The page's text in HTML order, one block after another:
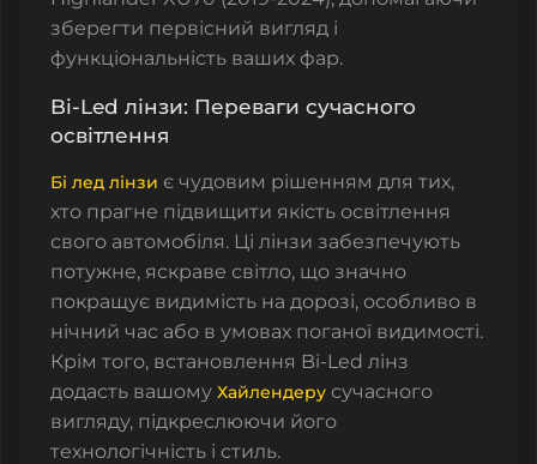
зберегти первісний вигляд і
функціональність ваших фар.
Bi-Led лінзи: Переваги сучасного
освітлення
Бі лед лінзи є чудовим рішенням для тих,
хто прагне підвищити якість освітлення
свого автомобіля. Ці лінзи забезпечують
потужне, яскраве світло, що значно
покращує видимість на дорозі, особливо в
нічний час або в умовах поганої видимості.
Крім того, встановлення Bi-Led лінз
додасть вашому Хайлендеру сучасного
вигляду, підкреслюючи його
технологічність і стиль.